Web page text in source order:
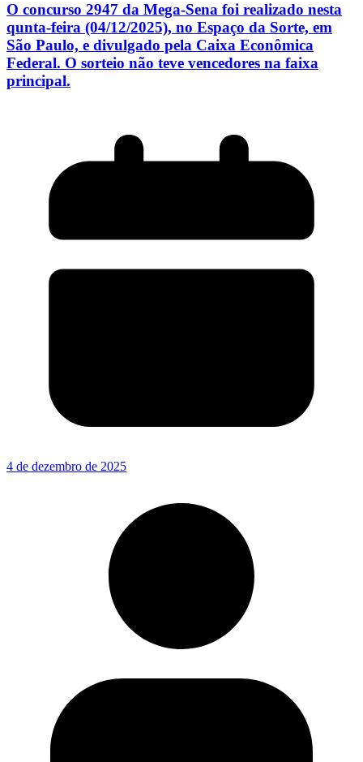
O concurso 2947 da Mega-Sena foi realizado nesta
qunta-feira (04/12/2025), no Espaço da Sorte, em
São Paulo, e divulgado pela Caixa Econômica
Federal. O sorteio não teve vencedores na faixa
principal.
4 de dezembro de 2025